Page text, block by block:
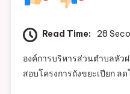
ถัง
เปีย
ลด
Read Time: 28
องค์การบริหารส่วนตำบลหัว
สอบโครงการถังขยะเปียก ล